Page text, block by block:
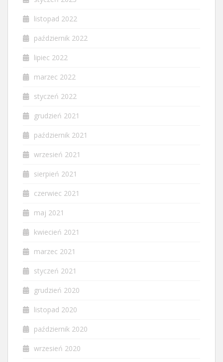
listopad 2022
październik 2022
lipiec 2022
marzec 2022
styczeń 2022
grudzień 2021
październik 2021
wrzesień 2021
sierpień 2021
czerwiec 2021
maj 2021
kwiecień 2021
marzec 2021
styczeń 2021
grudzień 2020
listopad 2020
październik 2020
wrzesień 2020